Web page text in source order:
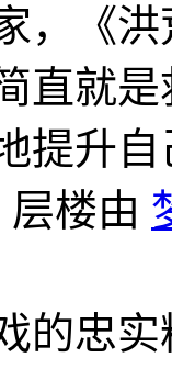
，《
直就
提升
层楼由
的忠